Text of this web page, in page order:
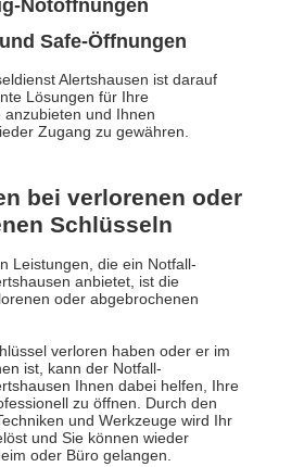
Notöffnungen
Safe-Öffnungen
Alertshausen ist darauf
Lösungen für Ihre
und Ihnen
Zugang zu gewähren.
bei verlorenen oder
Schlüsseln
Leistungen, die ein Notfall-
anbietet, ist die
oder abgebrochenen
verloren haben oder er im
ist, kann der Notfall-
Ihnen dabei helfen, Ihre
zu öffnen. Durch den
und Werkzeuge wird Ihr
und Sie können wieder
oder Büro gelangen.